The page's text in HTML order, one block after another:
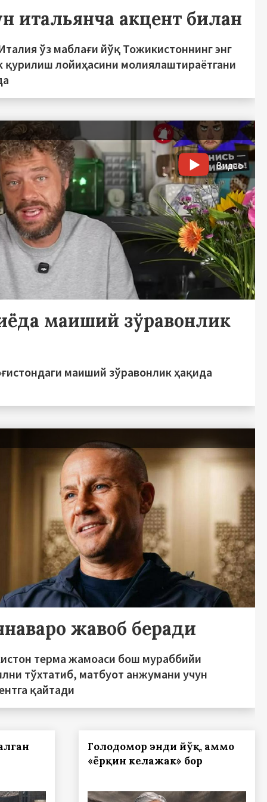
итальянча акцент билан
ўз маблағи йўқ Тожикистоннинг энг
қурилиш лойиҳасини молиялаштираётгани
Видео
маиший зўравонлик
маиший зўравонлик ҳақида
жавоб беради
терма жамоаси бош мураббийи
тўхтатиб, матбуот анжумани учун
қайтади
Голодомор энди йўқ, аммо
«ёрқин келажак» бор